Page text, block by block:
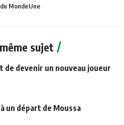
MondeUne
sujet
de devenir un nouveau joueur
un départ de Moussa